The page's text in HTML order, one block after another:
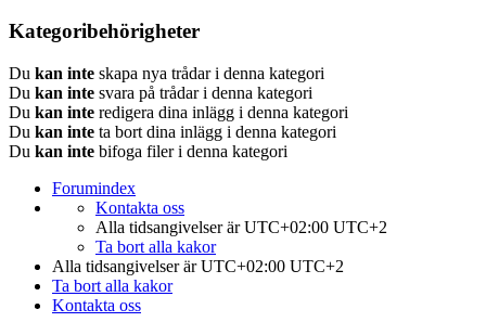
Kategoribehörigheter
Du kan inte skapa nya trådar i denna kategori
Du kan inte svara på trådar i denna kategori
Du kan inte redigera dina inlägg i denna kategori
Du kan inte ta bort dina inlägg i denna kategori
Du kan inte bifoga filer i denna kategori
Forumindex
Kontakta oss
Alla tidsangivelser är UTC+02:00 UTC+2
Ta bort alla kakor
Alla tidsangivelser är UTC+02:00 UTC+2
Ta bort alla kakor
Kontakta oss